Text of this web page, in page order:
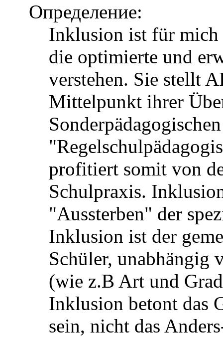
Определение:
Inklusion ist für mich
die optimierte und
verstehen. Sie stellt
Mittelpunkt ihrer
profitiert somit von
Schulpraxis.
"Aussterben" der
Inklusion ist der
Schüler, unabhängig
(wie z.B Art und
Inklusion betont das
sein, nicht das